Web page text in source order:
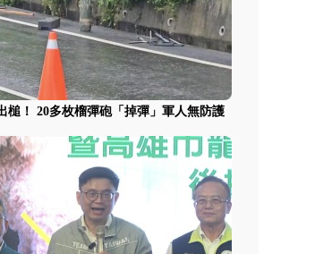
槌！ 20多枚榴彈砲「掉彈」軍人無防護